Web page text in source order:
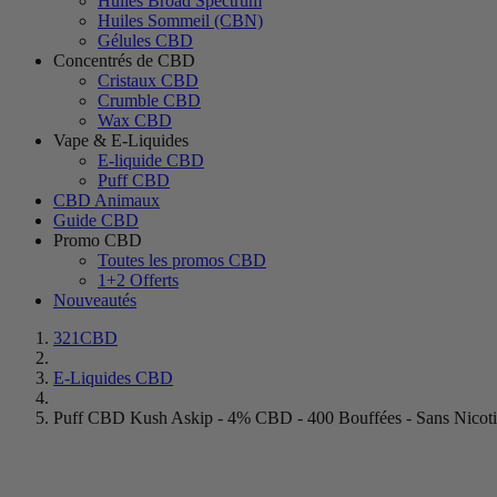
Huiles Sommeil (CBN)
Gélules CBD
Concentrés de CBD
Cristaux CBD
Crumble CBD
Wax CBD
Vape & E-Liquides
E-liquide CBD
Puff CBD
CBD Animaux
Guide CBD
Promo CBD
Toutes les promos CBD
1+2 Offerts
Nouveautés
321CBD
E-Liquides CBD
Puff CBD Kush Askip - 4% CBD - 400 Bouffées - Sans